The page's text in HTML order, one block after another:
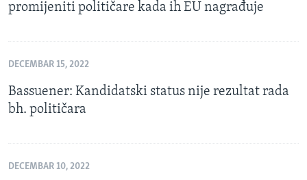
promijeniti političare kada ih EU nagrađuje
DECEMBAR 15, 2022
Bassuener: Kandidatski status nije rezultat rada
bh. političara
DECEMBAR 10, 2022